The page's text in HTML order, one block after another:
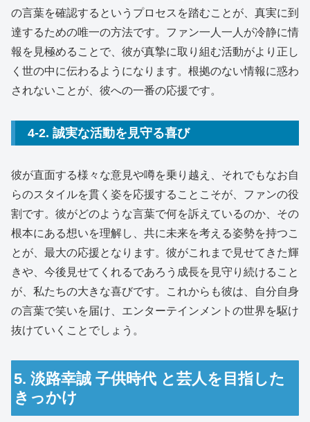
の言葉を確認するというプロセスを踏むことが、真実に到
達するための唯一の方法です。ファン一人一人が冷静に情
報を見極めることで、彼が真摯に取り組む活動がより正し
く世の中に伝わるようになります。根拠のない情報に惑わ
されないことが、彼への一番の応援です。
4-2. 誠実な活動を見守る喜び
彼が直面する様々な意見や噂を乗り越え、それでもなお自
らのスタイルを貫く姿を応援することこそが、ファンの役
割です。彼がどのような言葉で何を訴えているのか、その
根本にある想いを理解し、共に未来を考える姿勢を持つこ
とが、最大の応援となります。彼がこれまで見せてきた輝
きや、今後見せてくれるであろう成長を見守り続けること
が、私たちの大きな喜びです。これからも彼は、自分自身
の言葉で笑いを届け、エンターテインメントの世界を駆け
抜けていくことでしょう。
5. 淡路幸誠 子供時代 と芸人を目指した
きっかけ